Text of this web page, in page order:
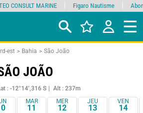
est Bahia São João
JOÃO
: -12°14’,316 S
Alt : 237m
MAR
11
MER
12
JEU
13
VEN
14
CONSULT MARINE Figaro Nautisme